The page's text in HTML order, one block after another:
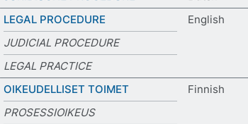
LEGAL PROCEDURE
English
JUDICIAL PROCEDURE
LEGAL PRACTICE
OIKEUDELLISET TOIMET
Finnish
PROSESSIOIKEUS